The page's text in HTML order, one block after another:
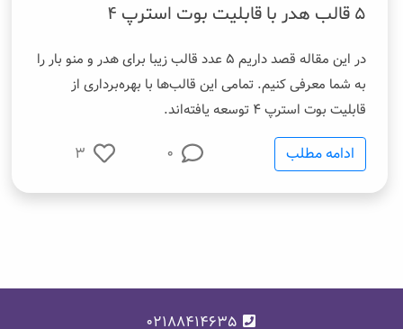
۵ قالب هدر با قابلیت بوت استرپ ۴
در این مقاله قصد داریم ۵ عدد قالب زیبا برای هدر و منو بار را
به شما معرفی کنیم. تمامی این قالب‌ها با بهره‌برداری از
قابلیت بوت استرپ ۴ توسعه یافته‌اند.
ادامه مطلب 3
02188414635